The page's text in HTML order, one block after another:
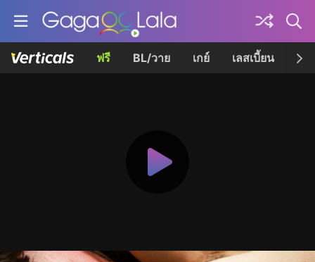
ฟรี BL/วาย เกย์ เลสเบี้ยน เค